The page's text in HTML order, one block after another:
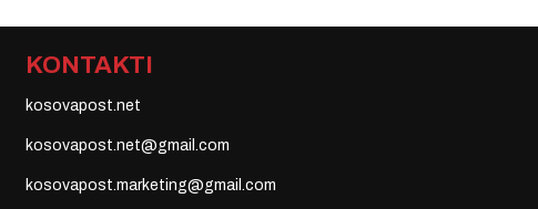
KONTAKTI
kosovapost.net
kosovapost.net@gmail.com
kosovapost.marketing@gmail.com